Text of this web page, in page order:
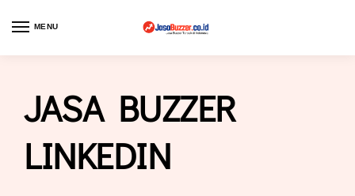
MENU
JASA BUZZER
LINKEDIN